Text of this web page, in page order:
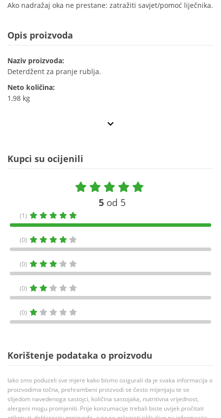
Ako nadražaj oka ne prestane: zatražiti savjet/pomoć liječnika.
Opis proizvoda
Naziv proizvoda:
Deterdžent za pranje rublja.
Neto količina:
1,98 kg
Kupci su ocijenili
5 od 5
(1)
(0)
(0)
(0)
(0)
Korištenje podataka o proizvodu
Iako smo poduzeli sve mjere kako bismo osigurali da je svaka informacija o
proizvodima točna, prehrambeni proizvodi se često mijenjaju te se
slijedom navedenoga sastojci, količina sastojaka, nutritivna vrijednost,
alergeni mogu promjeniti. Prije konzumacije trebali biste uvijek pročitati